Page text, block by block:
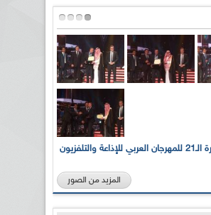
بالصور... الدورة الـ21 للمهرجان العربي للإذاعة والتلفزيون
المزيد من الصور